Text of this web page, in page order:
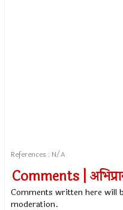
References : N/A
Comments |
Comments written here will
moderation.